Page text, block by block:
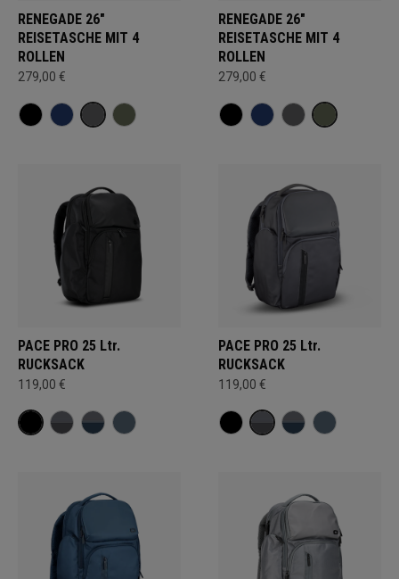
RENEGADE 26"
REISETASCHE MIT 4
ROLLEN
279,00 €
RENEGADE 26"
REISETASCHE MIT 4
ROLLEN
279,00 €
PACE PRO 25 Ltr.
RUCKSACK
119,00 €
PACE PRO 25 Ltr.
RUCKSACK
119,00 €